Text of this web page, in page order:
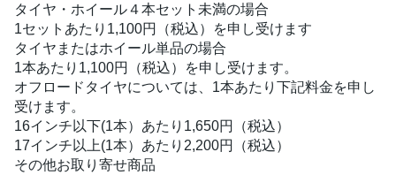
タイヤ・ホイール４本セット未満の場合
1セットあたり1,100円（税込）を申し受けます
タイヤまたはホイール単品の場合
1本あたり1,100円（税込）を申し受けます。
オフロードタイヤについては、1本あたり下記料金を申し
受けます。
16インチ以下(1本）あたり1,650円（税込）
17インチ以上(1本）あたり2,200円（税込）
その他お取り寄せ商品